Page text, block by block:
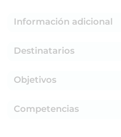
Información adicional
Destinatarios
Objetivos
Competencias